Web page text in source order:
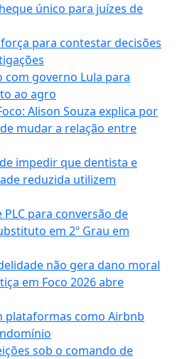
único para juízes de
para contestar decisões
com governo Lula para
ao agro
Alison Souza explica por
mudar a relação entre
impedir que dentista e
reduzida utilizem
para conversão de
em 2º Grau em
não gera dano moral
em Foco 2026 abre
plataformas como Airbnb
sob o comando de